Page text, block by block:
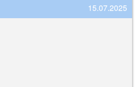
15.07.2025